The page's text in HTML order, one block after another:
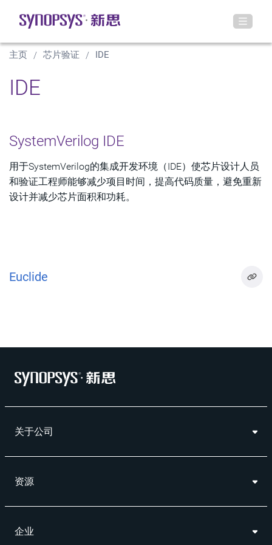
主页 芯片验证 IDE
IDE
SystemVerilog IDE
用于SystemVerilog的集成开发环境（IDE）使芯片设计人员
和验证工程师能够减少项目时间，提高代码质量，避免重新
设计并减少芯片面积和功耗。
Euclide
关于公司
资源
企业